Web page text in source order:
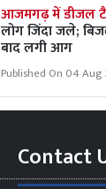
आजमगढ़ में डीजल
लोग जिंदा जले;
बाद लगी आग
Published On 04 Aug
Contact